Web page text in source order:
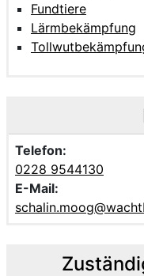
Fundtiere
Lärmbekämpfung
Telefon:
0228 9544130
E-Mail: